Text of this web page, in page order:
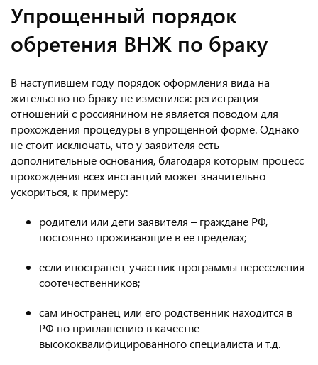
Упрощенный порядок
обретения ВНЖ по браку
В наступившем году порядок оформления вида на
жительство по браку не изменился: регистрация
отношений с россиянином не является поводом для
прохождения процедуры в упрощенной форме. Однако
не стоит исключать, что у заявителя есть
дополнительные основания, благодаря которым процесс
прохождения всех инстанций может значительно
ускориться, к примеру:
родители или дети заявителя – граждане РФ,
постоянно проживающие в ее пределах;
если иностранец-участник программы переселения
соотечественников;
сам иностранец или его родственник находится в
РФ по приглашению в качестве
высококвалифицированного специалиста и т.д.